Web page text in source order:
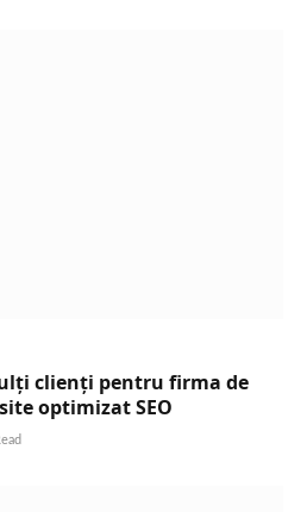
clienți pentru firma de
optimizat SEO